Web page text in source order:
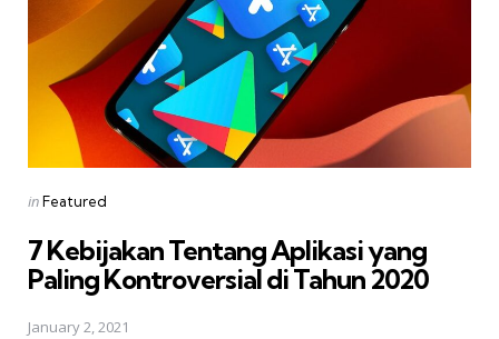
Posted
inFeatured
7 Kebijakan Tentang Aplikasi yang
Paling Kontroversial di Tahun 2020
January 2, 2021